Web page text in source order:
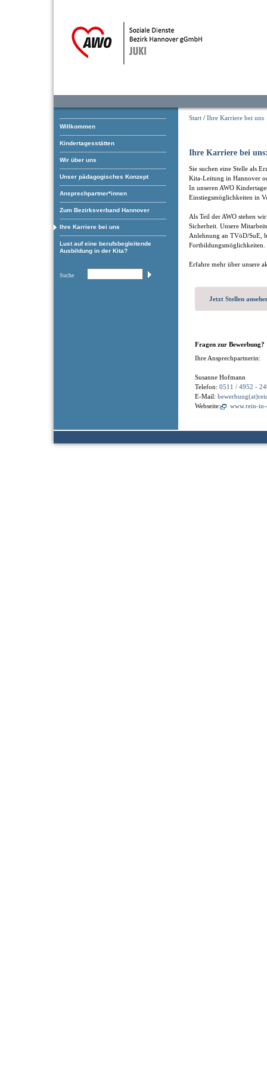
Willkommen
Kindertagesstätten
Wir über uns
Unser pädagogisches Konzept
Ansprechpartner*innen
Zum Bezirksverband Hannover
Ihre Karriere bei uns
Lust auf eine berufsbegleitende
Ausbildung in der Kita?
Suche
Start / Ihre Karriere bei uns
Ihre Karriere bei
Sie suchen eine Stelle als
Kita-Leitung in Hannover
In unseren AWO
Einstiegsmöglichkeiten in
Als Teil der AWO stehen
Sicherheit. Unsere
Anlehnung an TVöD/SuE,
Fortbildungsmöglichkeiten.
Erfahre mehr über unsere
Jetzt Stellen
Fragen zur Bewerbung?
Ihre Ansprechpartnerin:
Susanne Hofmann
Telefon: 0511 / 4952 -
E-Mail:
Webseite:
www.rein-